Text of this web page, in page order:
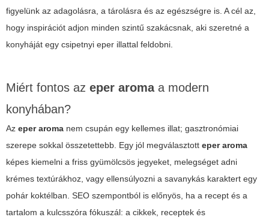
figyelünk az adagolásra, a tárolásra és az egészségre is. A cél az,
hogy inspirációt adjon minden szintű szakácsnak, aki szeretné a
konyháját egy csipetnyi eper illattal feldobni.
Miért fontos az eper aromaa modern
konyhában?
Az eper aroma nem csupán egy kellemes illat; gasztronómiai
szerepe sokkal összetettebb. Egy jól megválasztott eper aroma
képes kiemelni a friss gyümölcsös jegyeket, melegséget adni
krémes textúrákhoz, vagy ellensúlyozni a savanykás karaktert egy
pohár koktélban. SEO szempontból is előnyös, ha a recept és a
tartalom a kulcsszóra fókuszál: a cikkek, receptek és